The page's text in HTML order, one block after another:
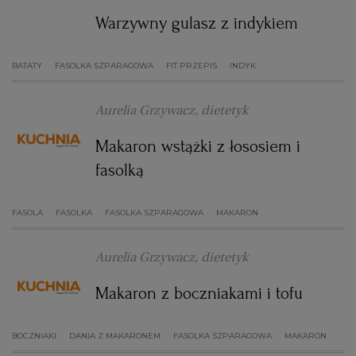
WROCŁAW
ZAKOPANE
ZIELONA GÓRA
Warzywny gulasz z indykiem
BATATY FASOLKA SZPARAGOWA FIT PRZEPIS INDYK
Aurelia Grzywacz, dietetyk
Makaron wstążki z łososiem i
fasolką
FASOLA FASOLKA FASOLKA SZPARAGOWA MAKARON
Aurelia Grzywacz, dietetyk
Makaron z boczniakami i tofu
BOCZNIAKI DANIA Z MAKARONEM FASOLKA SZPARAGOWA MAKARON